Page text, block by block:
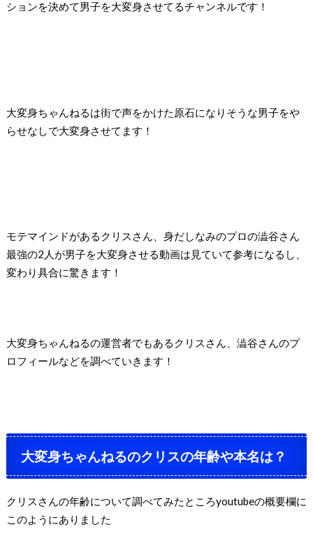
ションを決めて男子を大変身させてるチャンネルです！
大変身ちゃんねるは街で声をかけた原石になりそうな男子をや
らせなしで大変身させてます！
モテマインドがあるクリスさん、身だしなみのプロの澁谷さん
最強の2人が男子を大変身させる動画は見ていて参考になるし、
変わり具合に驚きます！
大変身ちゃんねるの運営者でもあるクリスさん、澁谷さんのプ
ロフィールなどを調べていきます！
大変身ちゃんねるのクリスの年齢や本名は？
クリスさんの年齢について調べてみたところyoutubeの概要欄に
このようにありました